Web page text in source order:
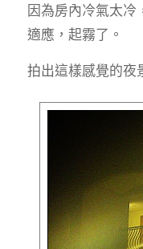
因為房內冷氣太冷
適應，起霧了。
拍出這樣感覺的夜